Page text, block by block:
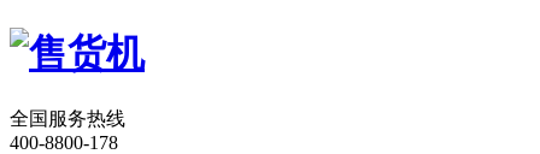
全国服务热线
400-8800-178